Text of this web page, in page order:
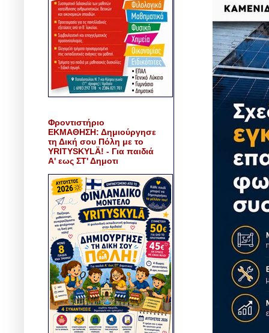
Φροντιστήριο
ΕΚΜΑΘΗΣΗ: Δημιούργησε
τη Δική σου Πόλη με το
YRITYSKYLÄ! - Για παιδιά
Α' εως ΣΤ' Δημοτι